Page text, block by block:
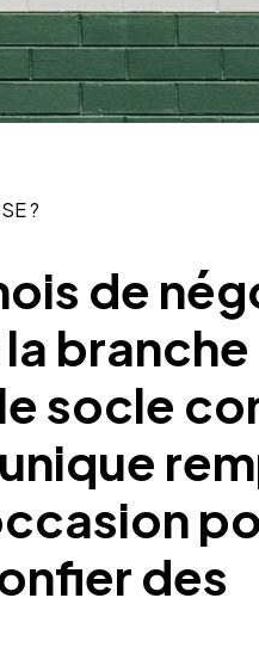
?
de
branche
socle
des